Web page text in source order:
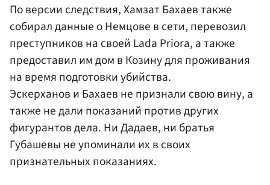
По версии следствия, Хамзат Бахаев также
собирал данные о Немцове в сети, перевозил
преступников на своей Lada Priora, а также
предоставил им дом в Козину для проживания
на время подготовки убийства.
Эскерханов и Бахаев не признали свою вину, а
также не дали показаний против других
фигурантов дела. Ни Дадаев, ни братья
Губашевы не упоминали их в своих
признательных показаниях.